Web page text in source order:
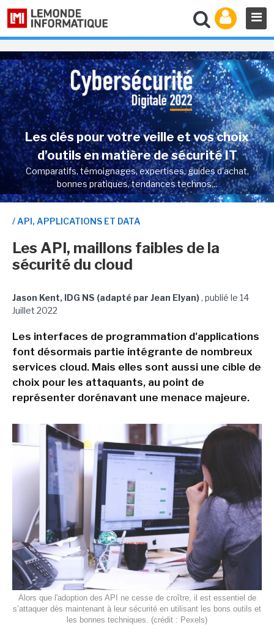
Les clés pour votre veille et vos choix
d’outils en matière de sécurité IT
Comparatifs, témoignages, expertises, guides d’achat,
bonnes pratiques, tendances technos...
/ API, APPLICATIONS ET DATA
Les API, maillons faibles de la
sécurité du cloud
Jason Kent, IDG NS (adapté par Jean Elyan), publié le 14
Juillet 2022
Les interfaces de programmation d'applications
font désormais partie intégrante de nombreux
services cloud. Mais elles sont aussi une cible de
choix pour les attaquants, au point de
représenter dorénavant une menace majeure.
Alors que l'adoption des API ne cesse de croître, il est essentiel de
s’attaquer dès maintenant à leur sécurité en utilisant les bons outils et
les bonnes techniques. (crédit : Pexels)